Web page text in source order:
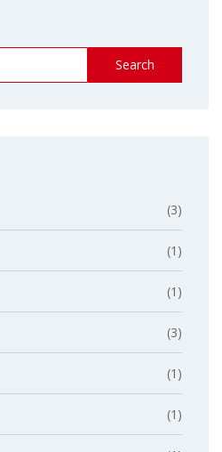
Search
(3)
(1)
(1)
(3)
(1)
(1)